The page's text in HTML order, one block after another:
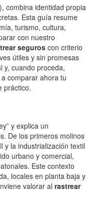
combina identidad propia
Esta guía resume
turismo, cultura,
con nuestro
seguros con criterio
útiles y sin promesas
y, cuando proceda,
comparar ahora tu
práctico.
y explica un
De los primeros molinos
y la industrialización textil
urbano y comercial,
Este contexto
locales en planta baja y
valorar al rastrear